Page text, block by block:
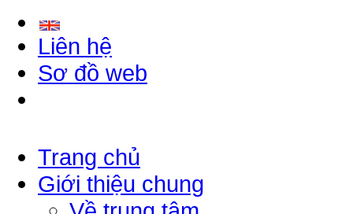
Liên hệ
Sơ đồ web
Trang chủ
Giới thiệu chung